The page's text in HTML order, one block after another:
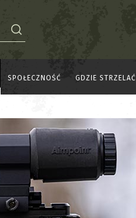
SPOŁECZNOŚĆ GDZIE STRZELAĆ